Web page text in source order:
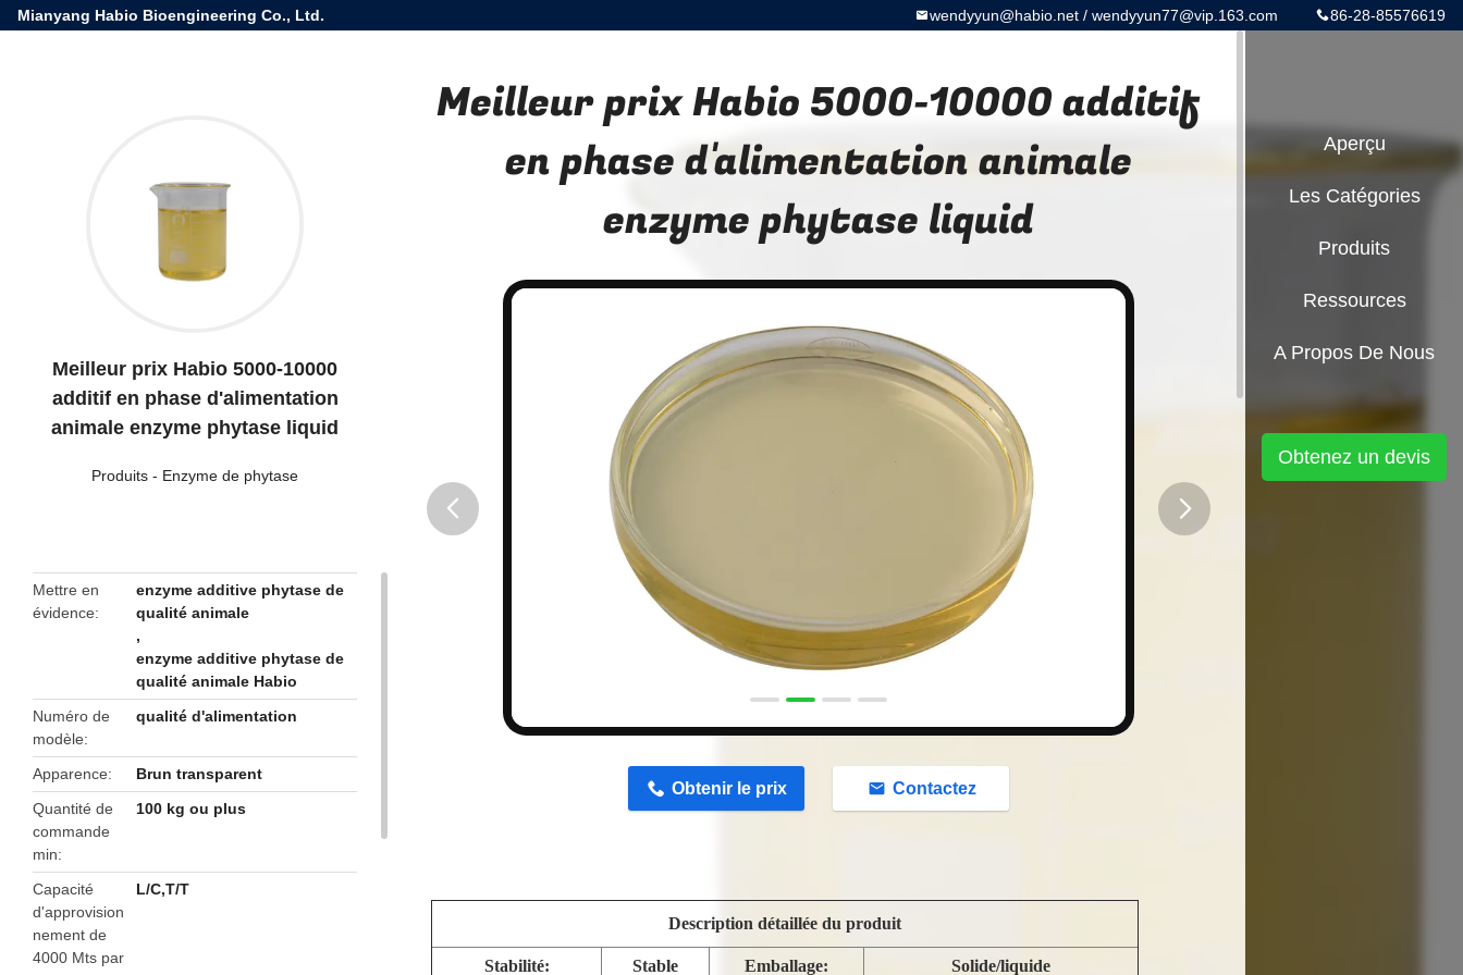
Mianyang Habio Bioengineering Co., Ltd. 86-28-85576619
wendyyun@habio.net / wendyyun77@vip.163.com
Meilleur prix Habio 5000-10000
additif en phase d'alimentation
animale enzyme phytase liquid
Produits - Enzyme de phytase
Mettre en
évidence
enzyme additive phytase de
qualité animale
,
enzyme additive phytase de
qualité animale Habio
Numéro de
modèle
qualité d'alimentation
Apparence
Brun transparent
Quantité de
commande
min
100 kg ou plus
Capacité
d'approvision
nement de
4000 Mts par
L/C,T/T
Meilleur prix Habio 5000-10000 additif
en phase d'alimentation animale
enzyme phytase liquid
Obtenir le prix Contactez
Description détaillée du produit
Stabilité: Stable Emballage: Solide/liquide
Aperçu
Les Catégories
Produits
Ressources
A Propos De Nous
Obtenez un devis